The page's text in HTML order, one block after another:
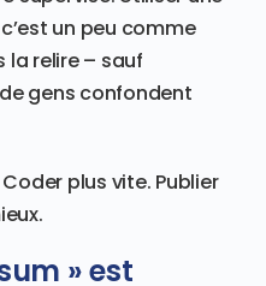
un peu comme
la relire – sauf
gens confondent
plus vite. Publier
» est